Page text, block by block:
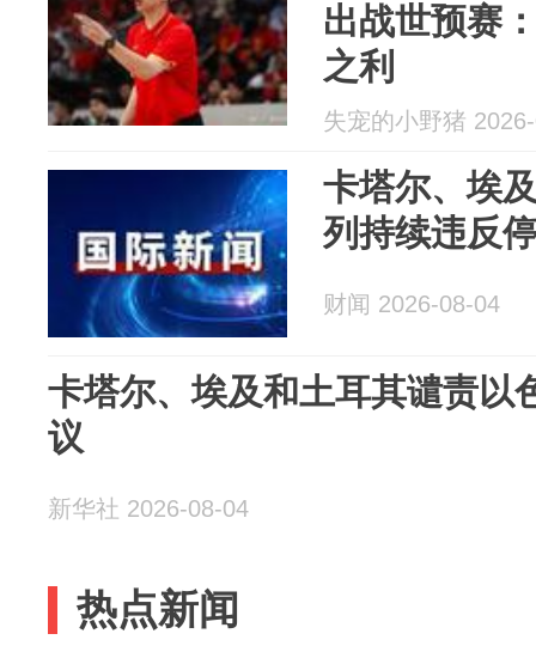
出战世预赛
之利
失宠的小野猪
卡塔尔、埃
列持续违反
财闻 2026-08-04
卡塔尔、埃及和土耳其谴责以
议
新华社 2026-08-04
热点新闻